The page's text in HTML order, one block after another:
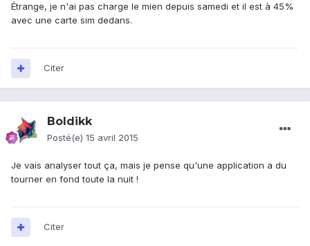
Étrange, je n'ai pas charge le mien depuis samedi et il est à 45%
avec une carte sim dedans.
Citer
Boldikk
Posté(e) 15 avril 2015
Je vais analyser tout ça, mais je pense qu'une application a du
tourner en fond toute la nuit !
Citer